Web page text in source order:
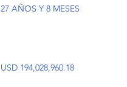
27 AÑOS Y 8 MESES
USD 194,028,960.18